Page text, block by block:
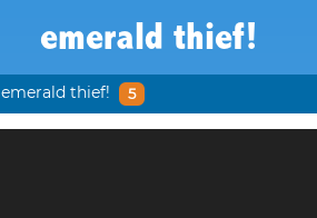
emerald thief!
emerald thief! 5